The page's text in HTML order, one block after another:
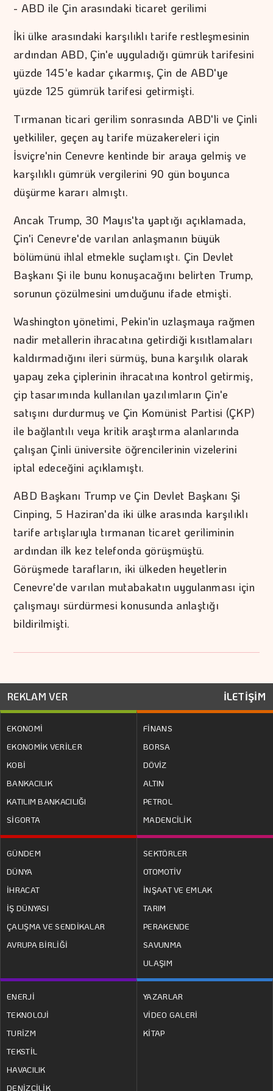
- ABD ile Çin arasındaki ticaret gerilimi
İki ülke arasındaki karşılıklı tarife restleşmesinin
ardından ABD, Çin'e uyguladığı gümrük tarifesini
yüzde 145'e kadar çıkarmış, Çin de ABD'ye
yüzde 125 gümrük tarifesi getirmişti.
Tırmanan ticari gerilim sonrasında ABD'li ve Çinli
yetkililer, geçen ay tarife müzakereleri için
İsviçre'nin Cenevre kentinde bir araya gelmiş ve
karşılıklı gümrük vergilerini 90 gün boyunca
düşürme kararı almıştı.
Ancak Trump, 30 Mayıs'ta yaptığı açıklamada,
Çin'i Cenevre'de varılan anlaşmanın büyük
bölümünü ihlal etmekle suçlamıştı. Çin Devlet
Başkanı Şi ile bunu konuşacağını belirten Trump,
sorunun çözülmesini umduğunu ifade etmişti.
Washington yönetimi, Pekin'in uzlaşmaya rağmen
nadir metallerin ihracatına getirdiği kısıtlamaları
kaldırmadığını ileri sürmüş, buna karşılık olarak
yapay zeka çiplerinin ihracatına kontrol getirmiş,
çip tasarımında kullanılan yazılımların Çin'e
satışını durdurmuş ve Çin Komünist Partisi (ÇKP)
ile bağlantılı veya kritik araştırma alanlarında
çalışan Çinli üniversite öğrencilerinin vizelerini
iptal edeceğini açıklamıştı.
ABD Başkanı Trump ve Çin Devlet Başkanı Şi
Cinping, 5 Haziran'da iki ülke arasında karşılıklı
tarife artışlarıyla tırmanan ticaret geriliminin
ardından ilk kez telefonda görüşmüştü.
Görüşmede tarafların, iki ülkeden heyetlerin
Cenevre'de varılan mutabakatın uygulanması için
çalışmayı sürdürmesi konusunda anlaştığı
bildirilmişti.
REKLAM VER İLETİŞİM
EKONOMİ
EKONOMİK VERİLER
KOBİ
BANKACILIK
KATILIM BANKACILIĞI
SİGORTA
FİNANS
BORSA
DÖVİZ
ALTIN
PETROL
MADENCİLİK
GÜNDEM
DÜNYA
İHRACAT
İŞ DÜNYASI
ÇALIŞMA VE SENDİKALAR
AVRUPA BİRLİĞİ
SEKTÖRLER
OTOMOTİV
İNŞAAT VE EMLAK
TARIM
PERAKENDE
SAVUNMA
ULAŞIM
ENERJİ
TEKNOLOJİ
TURİZM
TEKSTİL
HAVACILIK
DENİZCİLİK
YAZARLAR
VİDEO GALERİ
KİTAP